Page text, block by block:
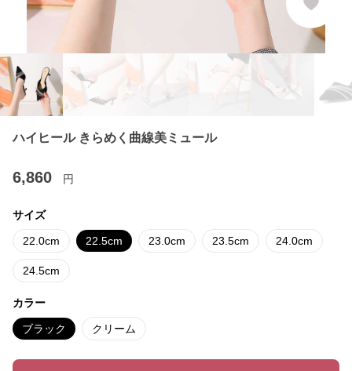
ハイヒール きらめく曲線美ミュール
6,860 円
サイズ
22.0cm 22.5cm 23.0cm 23.5cm 24.0cm
24.5cm
カラー
ブラック クリーム